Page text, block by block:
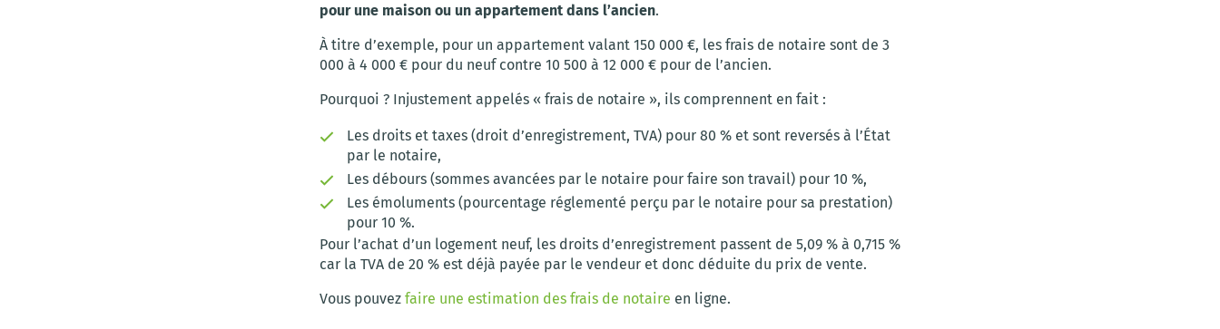
pour une maison ou un appartement dans l’ancien.
À titre d’exemple, pour un appartement valant 150 000 €, les frais de notaire sont de 3
000 à 4 000 € pour du neuf contre 10 500 à 12 000 € pour de l’ancien.
Pourquoi ? Injustement appelés « frais de notaire », ils comprennent en fait :
Les droits et taxes (droit d’enregistrement, TVA) pour 80 % et sont reversés à l’État
par le notaire,
Les débours (sommes avancées par le notaire pour faire son travail) pour 10 %,
Les émoluments (pourcentage réglementé perçu par le notaire pour sa prestation)
pour 10 %.
Pour l’achat d’un logement neuf, les droits d’enregistrement passent de 5,09 % à 0,715 %
car la TVA de 20 % est déjà payée par le vendeur et donc déduite du prix de vente.
Vous pouvez faire une estimation des frais de notaire en ligne.